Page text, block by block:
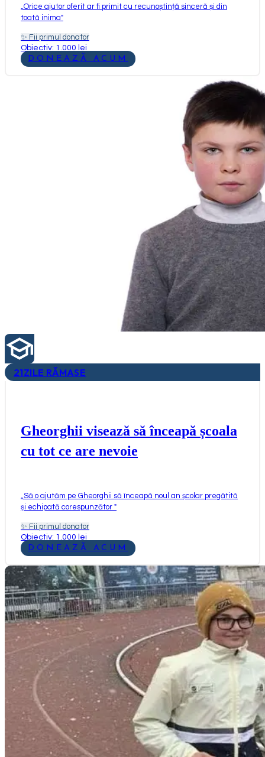
Orice ajutor oferit ar fi primit cu recunoștință sinceră și din
toată inima"
✨ Fii primul donator
Obiectiv: 1.000 lei
DONEAZĂ ACUM
21ZILE RĂMASE
Gheorghii visează să înceapă școala
cu tot ce are nevoie
Să o ajutăm pe Gheorghii să înceapă noul an școlar pregătită
și echipată corespunzător "
✨ Fii primul donator
Obiectiv: 1.000 lei
DONEAZĂ ACUM